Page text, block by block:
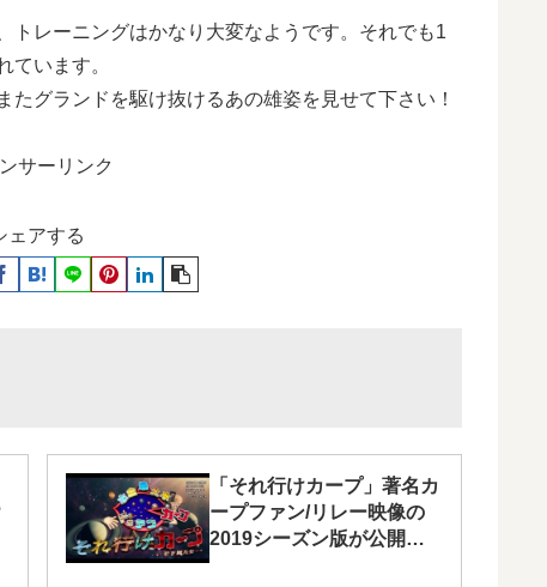
トレーニングはかなり大変なようです。それでも1
ています。
グランドを駆け抜けるあの雄姿を見せて下さい！
サーリンク
ェアする
「それ行けカープ」著名カ
ープファン/リレー映像の
2019シーズン版が公開さ
れました！